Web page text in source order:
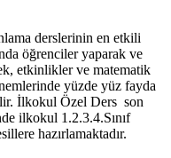
derslerinin en etkili
öğrenciler yaparak ve
etkinlikler ve matematik
yüzde yüz fayda
İlkokul Özel Ders son
ilkokul 1.2.3.4.Sınıf
hazırlamaktadır.